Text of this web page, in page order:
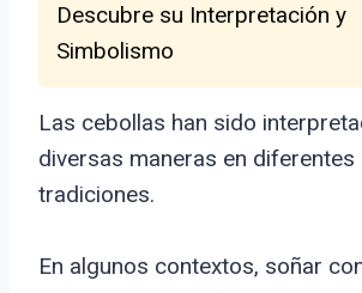
Descubre su Interpretación y
Simbolismo
Las cebollas han sido
diversas maneras en diferentes
tradiciones.
En algunos contextos, soñar